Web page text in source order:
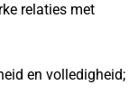
relaties met
en volledigheid;